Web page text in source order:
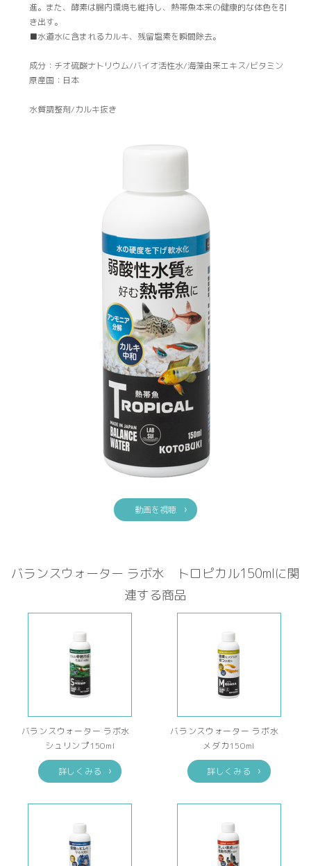
進。また、酵素は腸内環境も維持し、熱帯魚本来の健康的な体色を引
き出す。
■水道水に含まれるカルキ、残留塩素を瞬間除去。
成分：チオ硫酸ナトリウム/バイオ活性水/海藻由来エキス/ビタミン
原産国：日本
水質調整剤/カルキ抜き
動画を視聴
バランスウォーター ラボ水 トロピカル150mlに関
連する商品
バランスウォーター ラボ水
シュリンプ150ml
詳しくみる
バランスウォーター ラボ水
メダカ150ml
詳しくみる